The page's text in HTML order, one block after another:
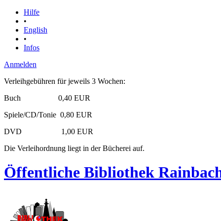
Hilfe
•
English
•
Infos
Anmelden
Verleihgebühren für jeweils 3 Wochen:
Buch 0,40 EUR
Spiele/CD/Tonie 0,80 EUR
DVD 1,00 EUR
Die Verleihordnung liegt in der Bücherei auf.
Öffentliche Bibliothek